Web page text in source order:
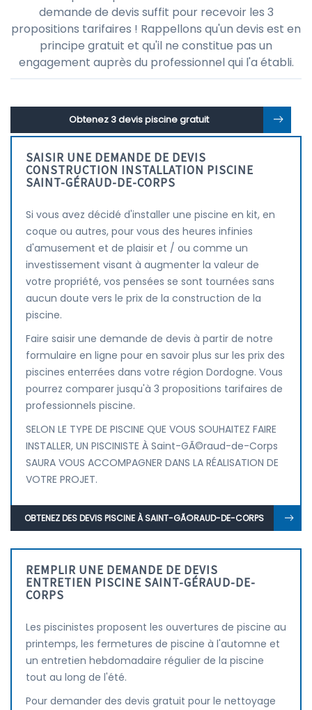
demande de devis suffit pour recevoir les 3
propositions tarifaires ! Rappellons qu'un devis est en
principe gratuit et qu'il ne constitue pas un
engagement auprès du professionnel qui l'a établi.
Obtenez 3 devis piscine gratuit
SAISIR UNE DEMANDE DE DEVIS
CONSTRUCTION INSTALLATION PISCINE
SAINT-GÉRAUD-DE-CORPS
Si vous avez décidé d'installer une piscine en kit, en
coque ou autres, pour vous des heures infinies
d'amusement et de plaisir et / ou comme un
investissement visant à augmenter la valeur de
votre propriété, vos pensées se sont tournées sans
aucun doute vers le prix de la construction de la
piscine.
Faire saisir une demande de devis à partir de notre
formulaire en ligne pour en savoir plus sur les prix des
piscines enterrées dans votre région Dordogne. Vous
pourrez comparer jusqu'à 3 propositions tarifaires de
professionnels piscine.
SELON LE TYPE DE PISCINE QUE VOUS SOUHAITEZ FAIRE
INSTALLER, UN PISCINISTE À Saint-GÃ©raud-de-Corps
SAURA VOUS ACCOMPAGNER DANS LA RÉALISATION DE
VOTRE PROJET.
OBTENEZ DES DEVIS PISCINE À SAINT-GÃ©RAUD-DE-CORPS
REMPLIR UNE DEMANDE DE DEVIS
ENTRETIEN PISCINE SAINT-GÉRAUD-DE-
CORPS
Les piscinistes proposent les ouvertures de piscine au
printemps, les fermetures de piscine à l'automne et
un entretien hebdomadaire régulier de la piscine
tout au long de l'été.
Pour demander des devis gratuit pour le nettoyage